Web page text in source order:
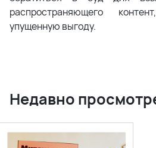
распространяющего
упущенную выгоду.
Недавно